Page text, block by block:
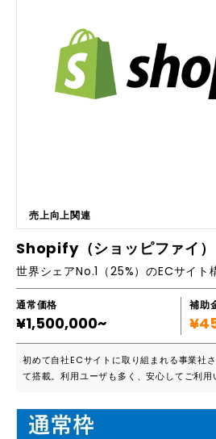
（メンテナンスできる）機器が欲しい 💕新
差別化を図れるサービスを提供したい 💕狭
機器が欲しい 💕リラクゼーションだけでな
決できるサービスを提供したい 💕切り口を
きる施術サービスを提供したい 💕親の見守
しめるサウンドセラピーも備わっています。 ----------------------
----------------------- セラゼムマス
------------------------------------------ 🔥脊椎ス
グ 🔥9段階の強さ調節 🔥17種類の指圧リラ
熱・灸・指圧・整体・牽引・サウンドセラピ
-------------------------------------- セラゼムマスター
使い始めて、7年以上になりますが、家族全
かげで、薬も飲まずにピンピン元気に活動し
整うことで、身体が疲れない・夏バテしな
が素晴らしいと思います。 身体の悩みを抱えている多くの人に、セラゼ
ムマスターV3が届きますよう補助金を活用
--------------------- ウェブサイト関
--------------------------------------- 私は、現在WEB
いることがありません。 直感的な操作性：
覚的に使いこなせるシンプルなユーザーイ
す。 手厚いサポート体制：オンラインツー
安心して運用できるよう、お電話での問い
ポートを提供しています。 継続的なアップ
満足度の向上に寄与しています。 多様な業
介、ITサービスなど、業種を問わず幅広い企
のインフラとして導入されています。
売上向上関連
Shopify（ショッピファイ）
世界シェアNo.1（25%）のECサイト
通常価格
¥1,500,000~
補助
初めて自社ECサイトに取り組まれる事業社
て搭載。利用ユーザも多く、安心してご利用
ちろん、スマホ対応です。 ■こんな方におススメです ・Amazonや楽天
だけではなく、自社サイトにもチャレンジし